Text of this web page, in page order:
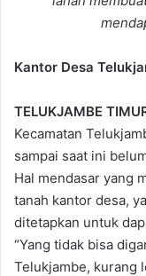
Kantor Desa
TELUKJAMBE
Kecamatan
sampai saat ini
Hal mendasar yang
tanah kantor desa,
ditetapkan untuk
“Yang tidak bisa
Telukjambe, kurang